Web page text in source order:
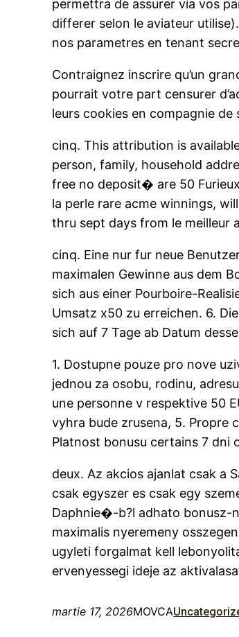
permettra de assurer via vos
differer selon le aviateur
nos parametres en tenant
Contraignez inscrire qu’un
pourrait votre part censurer
leurs cookies en compagnie
cinq. This attribution is
person, family, household
free no deposit� are 50
la perle rare acme winnings,
thru sept days from le meilleur
cinq. Eine nur fur neue
maximalen Gewinne aus dem
sich aus einer Pourboire-
Umsatz x50 zu erreichen. 6.
sich auf 7 Tage ab Datum
1. Dostupne pouze pro nove
jednou za osobu, rodinu,
une personne v respektive 50
vyhra bude zrusena, 5. Propre
Platnost bonusu certains 7 dni
deux. Az akcios ajanlat csak a
csak egyszer es csak egy
Daphnie�-b?l adhato bonusz-
maximalis nyeremeny
ugyleti forgalmat kell
ervenyessegi ideje az
martie 17, 2026MOVCA